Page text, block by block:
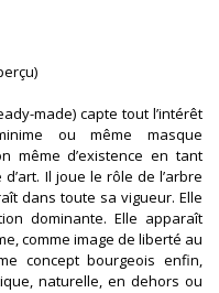
made) capte tout l’intérêt
ou même masque
même d’existence en tant
Il joue le rôle de l’arbre
dans toute sa vigueur. Elle
dominante. Elle apparaît
comme image de liberté au
concept bourgeois enfin,
naturelle, en dehors ou